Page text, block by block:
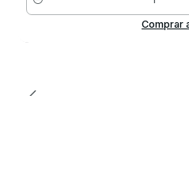
Cantidad
Comprar